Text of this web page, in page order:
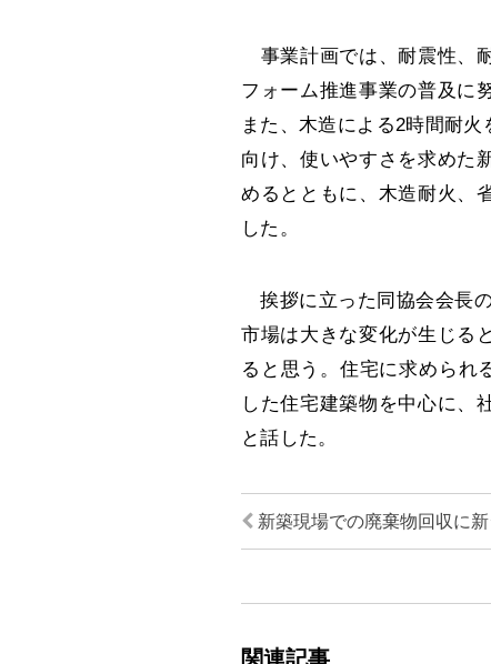
事業計画では、耐震性、
フォーム推進事業の普及に
また、木造による2時間耐
向け、使いやすさを求めた
めるとともに、木造耐火、
した。
挨拶に立った同協会会長
市場は大きな変化が生じる
ると思う。住宅に求められ
した住宅建築物を中心に、
と話した。
新築現場での廃棄物回収に
関連記事